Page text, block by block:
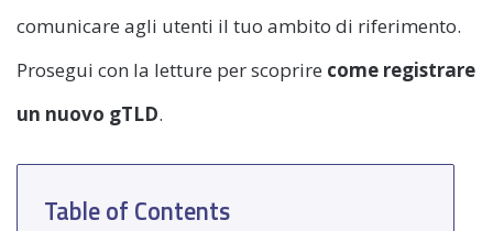
comunicare agli utenti il tuo ambito di riferimento.
Prosegui con la letture per scoprire come registrare
un nuovo gTLD.
Table of Contents